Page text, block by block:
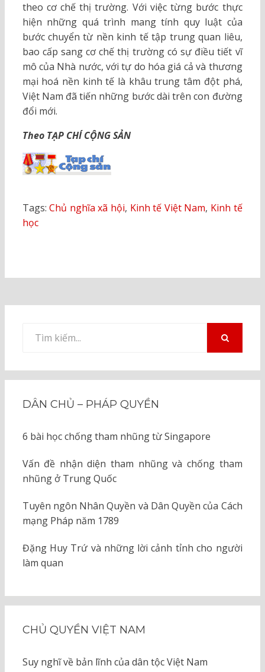
theo cơ chế thị trường. Với việc từng bước thực
hiện những quá trình mang tính quy luật của
bước chuyển từ nền kinh tế tập trung quan liêu,
bao cấp sang cơ chế thị trường có sự điều tiết vĩ
mô của Nhà nước, với tự do hóa giá cả và thương
mại hoá nền kinh tế là khâu trung tâm đột phá,
Việt Nam đã tiến những bước dài trên con đường
đổi mới.
Theo TẠP CHÍ CỘNG SẢN
Tags:Chủ nghĩa xã hội, Kinh tế Việt Nam, Kinh tế
học
kiếm
DÂN CHỦ – PHÁP QUYỀN
6 bài học chống tham nhũng từ Singapore
Vấn đề nhận diện tham nhũng và chống tham
nhũng ở Trung Quốc
Tuyên ngôn Nhân Quyền và Dân Quyền của Cách
mạng Pháp năm 1789
Đặng Huy Trứ và những lời cảnh tỉnh cho người
làm quan
CHỦ QUYỀN VIỆT NAM
Suy nghĩ về bản lĩnh của dân tộc Việt Nam